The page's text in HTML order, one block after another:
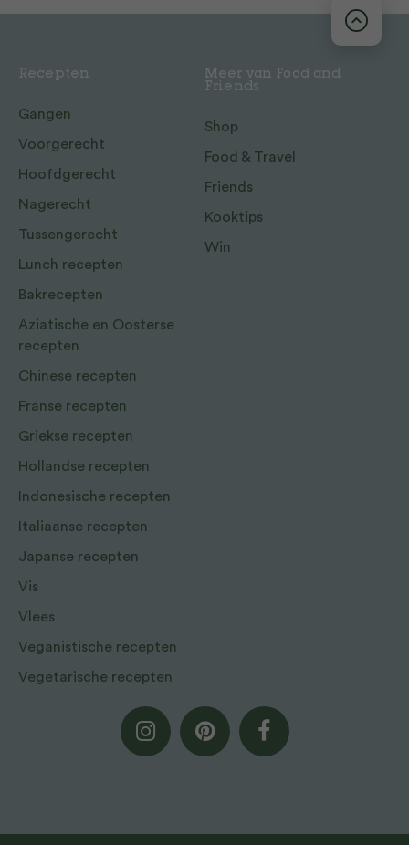
Recepten
Gangen
Voorgerecht
Hoofdgerecht
Nagerecht
Tussengerecht
Lunch recepten
Bakrecepten
Aziatische en Oosterse
recepten
Chinese recepten
Franse recepten
Griekse recepten
Hollandse recepten
Indonesische recepten
Italiaanse recepten
Japanse recepten
Vis
Vlees
Veganistische recepten
Vegetarische recepten
Meer van Food and
Friends
Shop
Food & Travel
Friends
Kooktips
Win